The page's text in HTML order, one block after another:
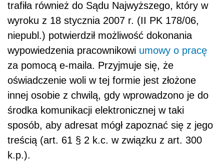
trafiła również do Sądu Najwyższego, który w
wyroku z 18 stycznia 2007 r. (II PK 178/06,
niepubl.) potwierdził możliwość dokonania
wypowiedzenia pracownikowi umowy o pracę
za pomocą e-maila. Przyjmuje się, że
oświadczenie woli w tej formie jest złożone
innej osobie z chwilą, gdy wprowadzono je do
środka komunikacji elektronicznej w taki
sposób, aby adresat mógł zapoznać się z jego
treścią (art. 61 § 2 k.c. w związku z art. 300
k.p.).